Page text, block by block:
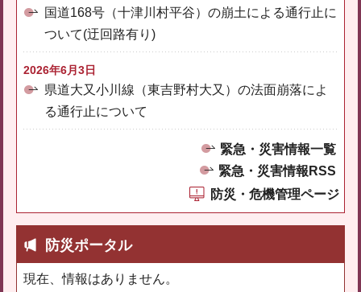
国道168号（十津川村平谷）の崩土による通行止に
ついて(迂回路有り)
2026年6月3日
県道大又小川線（東吉野村大又）の法面崩落によ
る通行止について
緊急・災害情報一覧
緊急・災害情報RSS
防災・危機管理ページ
防災ポータル
現在、情報はありません。